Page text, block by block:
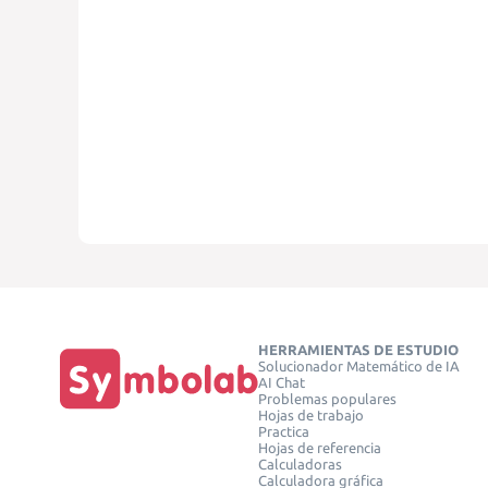
HERRAMIENTAS DE ESTUDIO
Solucionador Matemático de IA
AI Chat
Problemas populares
Hojas de trabajo
Practica
Hojas de referencia
Calculadoras
Calculadora gráfica